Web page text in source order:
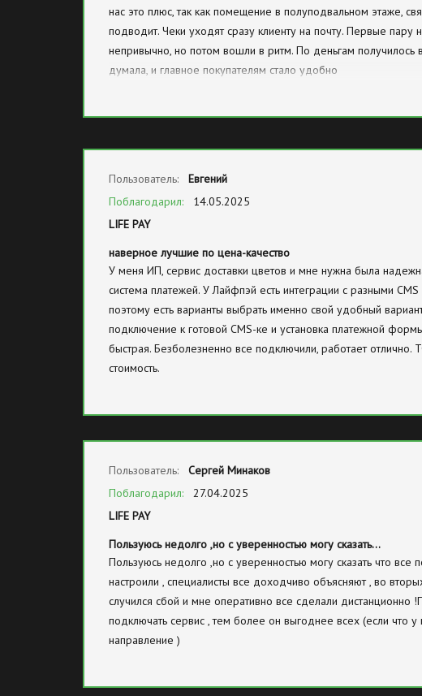
нас это плюс, так как помещение в полуподвальном этаже,
подводит. Чеки уходят сразу клиенту на почту. Первые пару
непривычно, но потом вошли в ритм. По деньгам получилось
думала, и главное покупателям стало удобно
Пользователь:
Евгений
Поблагодарил:
14.05.2025
LIFE PAY
наверное лучшие по цена-качество
У меня ИП, сервис доставки цветов и мне нужна была
система платежей. У Лайфпэй есть интеграции с разными CMS
поэтому есть варианты выбрать именно свой удобный
подключение к готовой CMS-ке и установка платежной
быстрая. Безболезненно все подключили, работает отлично.
стоимость.
Пользователь:
Сергей Минаков
Поблагодарил:
27.04.2025
LIFE PAY
Пользуюсь недолго ,но с уверенностью могу сказать…
Пользуюсь недолго ,но с уверенностью могу сказать что все
настроили , специалисты все доходчиво объясняют , во
случился сбой и мне оперативно все сделали дистанционно
подключать сервис , тем более он выгоднее всех (если что
направление )